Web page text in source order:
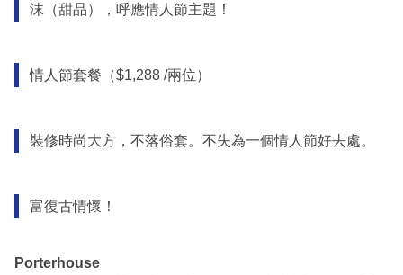
沫（甜品），呼應情人節主題！
情人節套餐（$1,288 /兩位）
裝修時尚大方，不落俗套。不失為一個情人節好去處。
富復古情懷！
Porterhouse